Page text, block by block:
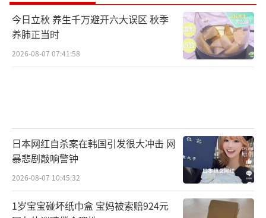
今日立秋 养生千万避开六大误区 秋季
养肺正当时
2026-08-07 07:41:58
日本网红自杀案在韩国引发很大冲击 网
暴悲剧敲响警钟
2026-08-07 10:45:32
1岁宝宝碰坏纸巾盒 宝妈被索赔924元